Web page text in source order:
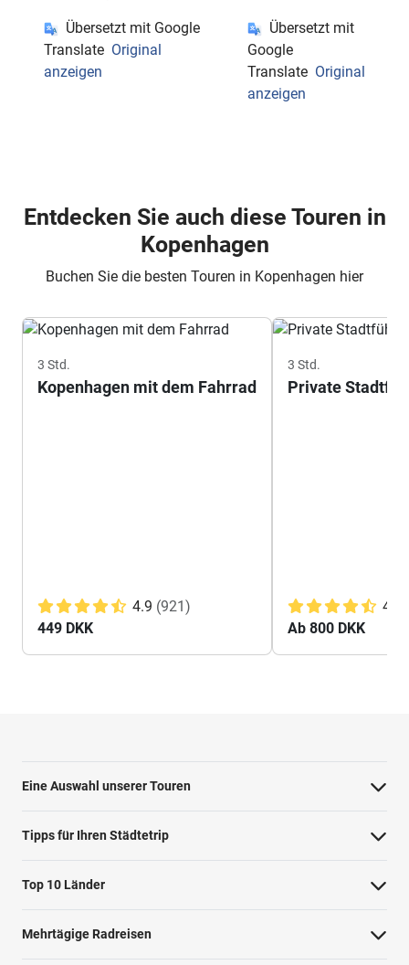
Übersetzt mit Google
Translate Original
anzeigen
Übersetzt mit
Google
Translate Original
anzeigen
Entdecken Sie auch diese Touren in
Kopenhagen
Buchen Sie die besten Touren in Kopenhagen hier
3 Std.
Kopenhagen mit dem Fahrrad
4.9 (921)
449 DKK
3 Std.
Private
4.8
Ab 800 DKK
Eine Auswahl unserer Touren
Barcelona Highlights Tour
Berlin Highlights Tour
Highlights von Paris
Private Tour Tallinn
Tipps für Ihren Städtetrip
Strände bei Athen
Barcelonas Stadtteile
Nahverkehr in Dublin
Top 10 Länder
Niederlande
Deutschland
Mehrtägige Radreisen